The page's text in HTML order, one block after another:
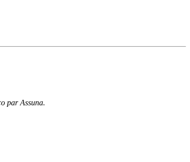
par Assuna.